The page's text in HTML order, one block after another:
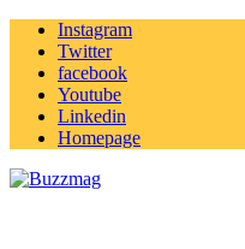
Instagram
Twitter
facebook
Youtube
Linkedin
Homepage